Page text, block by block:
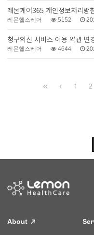
레몬케어365 개인정보처리
레몬헬스케어 5152
청구의신 서비스 이용 약관
레몬헬스케어 4644
1 2
About